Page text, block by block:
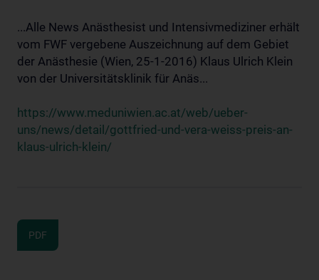
...Alle News Anästhesist und Intensivmediziner erhält
vom FWF vergebene Auszeichnung auf dem Gebiet
der Anästhesie (Wien, 25-1-2016) Klaus Ulrich Klein
von der Universitätsklinik für Anäs...
https://www.meduniwien.ac.at/web/ueber-
uns/news/detail/gottfried-und-vera-weiss-preis-an-
klaus-ulrich-klein/
PDF